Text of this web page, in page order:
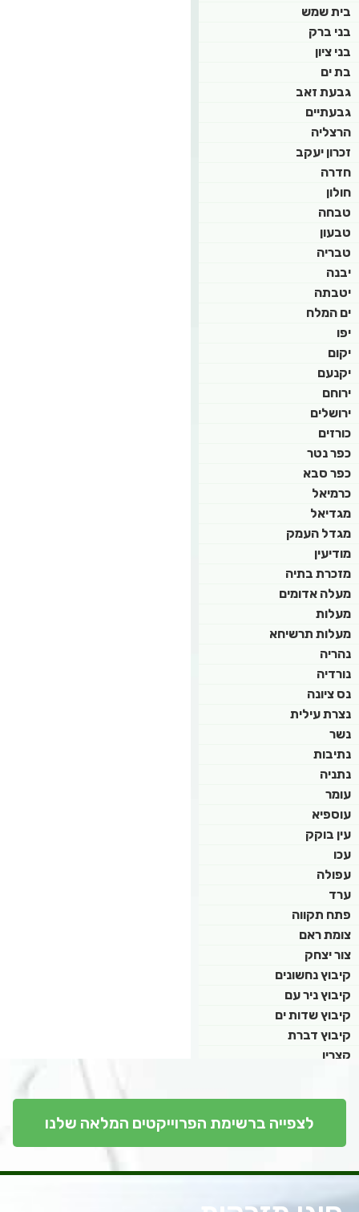
בית שמש
בני ברק
בני ציון
בת ים
גבעת זאב
גבעתיים
הרצליה
זכרון יעקב
חדרה
חולון
טבחה
טבעון
טבריה
יבנה
יטבתה
ים המלח
יפו
יקום
יקנעם
ירוחם
ירושלים
כורזים
כפר נטר
כפר סבא
כרמיאל
מגדיאל
מגדל העמק
מודיעין
מזכרת בתיה
מעלה אדומים
מעלות
מעלות תרשיחא
נהריה
נורדיה
נס ציונה
נצרת עילית
נשר
נתיבות
נתניה
עומר
עוספיא
עין בוקק
עכו
עפולה
ערד
פתח תקווה
צומת ראם
צור יצחק
קיבוץ נחשונים
קיבוץ ניר עם
קיבוץ שדות ים
קיבוץ דברת
קצרין
קריית חיים
ראש העין
לצפייה ברשימת הפרוייקטים המלאה שלנו